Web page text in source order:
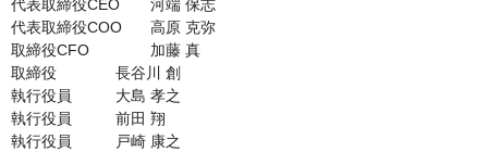
代表取締役CEO	河端 保志
代表取締役COO	高原 克弥
取締役CFO		加藤 真
取締役		長谷川 創
執行役員		大島 孝之
執行役員		前田 翔
執行役員		戸崎 康之